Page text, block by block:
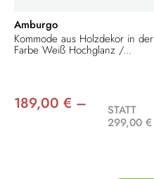
Amburgo
Kommode aus Holzdekor in der
Farbe Weiß Hochglanz /...
189,00 € –
STATT
299,00 €